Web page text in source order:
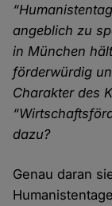
angeblich zu
in München
förderwürdig
Charakter des
dazu?
Genau daran